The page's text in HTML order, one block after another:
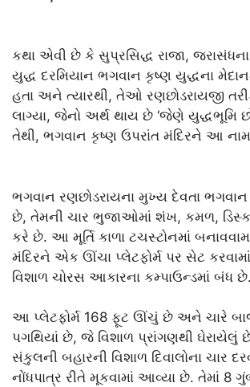
કથા એવી છે કે સુપ્રસિદ્ધ રાજા, જરાસંધના
યુદ્ધ દરમિયાન ભગવાન કૃષ્ણ યુદ્ધના
હતા અને ત્યારથી, તેઓ રણછોડરાયજી
લાગ્યા, જેનો અર્થ થાય છે ‘જેણે યુદ્ધભૂમિ
તેથી, ભગવાન કૃષ્ણ ઉપરાંત મંદિરને આ
ભગવાન રણછોડરાયના મુખ્ય દેવતા ભગવાન
છે, તેમની ચાર ભુજાઓમાં શંખ, કમળ,
કરે છે. આ મૂર્તિ કાળા ટચસ્ટોનમાં
મંદિરને એક ઊંચા પ્લેટફોર્મ પર સેટ
વિશાળ ચોરસ આકારના કમ્પાઉન્ડમાં બંધ છે.
આ પ્લેટફોર્મ 168 ફૂટ ઊંચું છે અને ચારે
પગથિયાં છે, જે વિશાળ પ્રાંગણથી ઘેરાયેલું
સંકુલની બહારની વિશાળ દિવાલોના ચાર
નોંધપાત્ર રીતે મૂકવામાં આવ્યા છે. તેમાં